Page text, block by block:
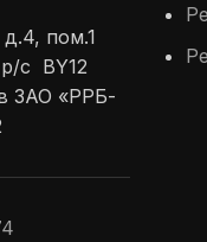
пом.1
с BY12
ЗАО «РРБ-